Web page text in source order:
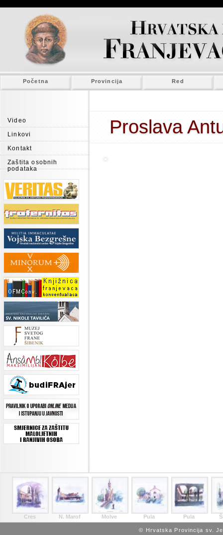
Početna Provincija Red
Video
Linkovi
Kontakt
Zaštita osobnih
podataka
Proslava
Cres N. Marof Molve Pula Pula
© Hrvatska Provincija sv.